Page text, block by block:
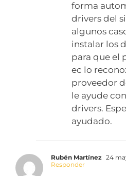
forma
drivers del
algunos
instalar los
para que el
ec lo
proveedor
le ayude
drivers.
ayudado.
Rubén Martínez 24
Responder